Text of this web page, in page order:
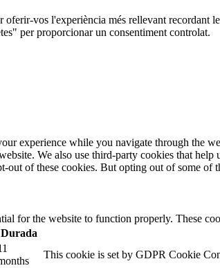
vos l'experiència més rellevant recordant
per proporcionar un consentiment controlat.
experience while you navigate through the
We also use third-party cookies that
out of these cookies. But opting out of some of
for the website to function properly. These
Durada
This cookie is set by GDPR Cookie